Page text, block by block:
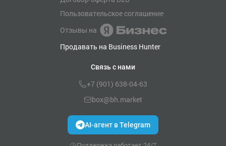
Пользовательское соглашение
Отзывы на
Продавать на Business Hunter
Связь с нами
+7 (901) 638-04-63
box@bh.market
AI-агент в Telegram